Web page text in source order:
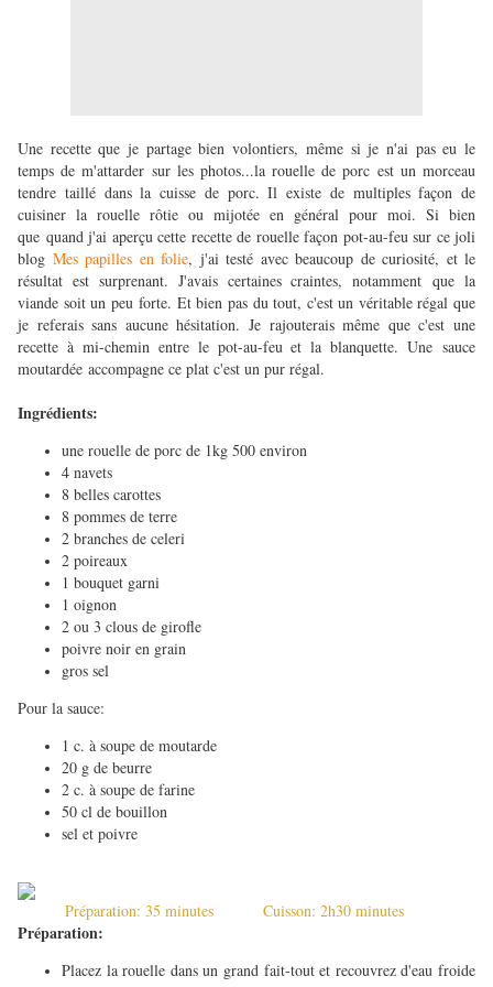
Une recette que je partage bien volontiers, même si je n'ai pas eu le
temps de m'attarder sur les photos...la rouelle de porc est un morceau
tendre taillé dans la cuisse de porc. Il existe de multiples façon de
cuisiner la rouelle rôtie ou mijotée en général pour moi. Si bien
que quand j'ai aperçu cette recette de rouelle façon pot-au-feu sur ce joli
blog Mes papilles en folie, j'ai testé avec beaucoup de curiosité, et le
résultat est surprenant. J'avais certaines craintes, notamment que la
viande soit un peu forte. Et bien pas du tout, c'est un véritable régal que
je referais sans aucune hésitation. Je rajouterais même que c'est une
recette à mi-chemin entre le pot-au-feu et la blanquette. Une sauce
moutardée accompagne ce plat c'est un pur régal.
Ingrédients:
une rouelle de porc de 1kg 500 environ
4 navets
8 belles carottes
8 pommes de terre
2 branches de celeri
2 poireaux
1 bouquet garni
1 oignon
2 ou 3 clous de girofle
poivre noir en grain
gros sel
Pour la sauce:
1 c. à soupe de moutarde
20 g de beurre
2 c. à soupe de farine
50 cl de bouillon
sel et poivre
Préparation: 35 minutes Cuisson: 2h30 minutes
Préparation:
Placez la rouelle dans un grand fait-tout et recouvrez d'eau froide